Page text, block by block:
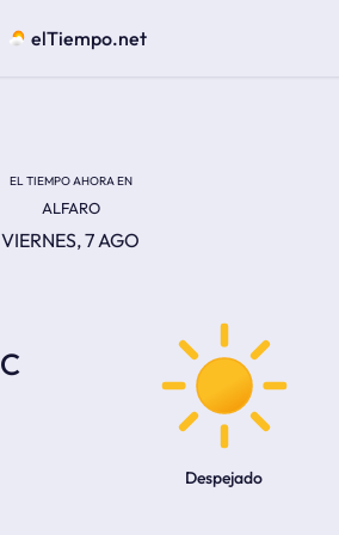
elTiempo.net
EL TIEMPO AHORA EN
ALFARO
VIERNES, 7 AGO
Despejado